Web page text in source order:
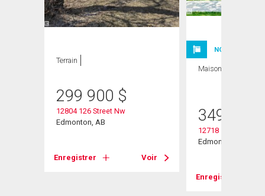
Terrain
299 900 $
12804 126 Street Nw
Edmonton, AB
Enregistrer Voir
NOUVELLE
Maison
349 900
12718 126 Street
Edmonton, AB
Enregistrer